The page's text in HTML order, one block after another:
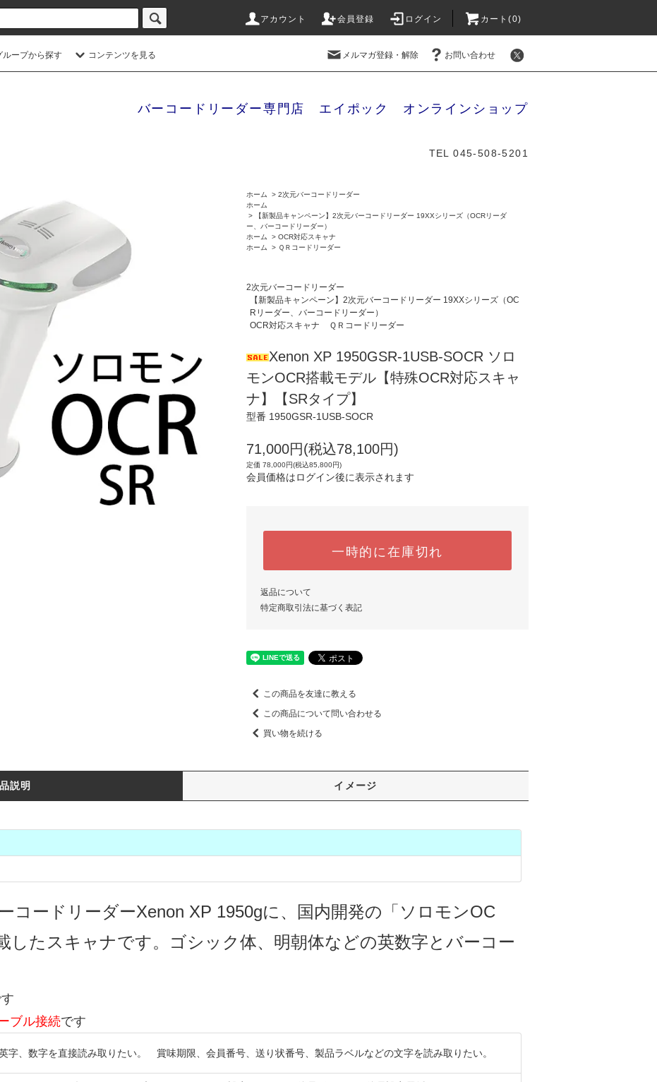
アカウント 会員登録 ログイン カート(0)
ループから探す コンテンツを見る メルマガ登録・解除 お問い合わせ
バーコードリーダー専門店 エイポック オンラインショップ
TEL 045-508-5201
ホーム > 2次元バーコードリーダー
ホーム
>
【新製品キャンペーン】2次元バーコードリーダー 19XXシリーズ（OCRリーダ
ー、バーコードリーダー）
ホーム
> OCR対応スキャナ
ホーム
> ＱＲコードリーダー
2次元バーコードリーダー
【新製品キャンペーン】2次元バーコードリーダー 19XXシリーズ（OC
Rリーダー、バーコードリーダー）
OCR対応スキャナ
ＱＲコードリーダー
Xenon XP 1950GSR-1USB-SOCR ソロ
モンOCR搭載モデル【特殊OCR対応スキャ
ナ】【SRタイプ】
型番 1950GSR-1USB-SOCR
71,000円(税込78,100円)
定価 78,000円(税込85,800円)
会員価格はログイン後に表示されます
一時的に在庫切れ
返品について
特定商取引法に基づく表記
この商品を友達に教える
この商品について問い合わせる
買い物を続ける
説明 イメージ
コードリーダーXenon XP 1950gに、国内開発の「ソロモンOC
したスキャナです。ゴシック体、明朝体などの英数字とバーコー
ブル接続です
字、数字を直接読み取りたい。 賞味期限、会員番号、送り状番号、製品ラベルなどの文字を読み取りたい。